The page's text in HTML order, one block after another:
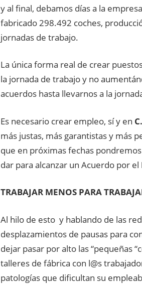
y al final, debamos días a la
fabricado 298.492 coches,
jornadas de trabajo.
La única forma real de crear
la jornada de trabajo y no
acuerdos hasta llevarnos a la
Es necesario crear empleo, sí y en
más justas, más garantistas y más
que en próximas fechas
dar para alcanzar un Acuerdo por
TRABAJAR MENOS PARA
Al hilo de esto y hablando de las
desplazamientos de pausas para
dejar pasar por alto las “pequeñas
talleres de fábrica con l@s
patologías que dificultan su